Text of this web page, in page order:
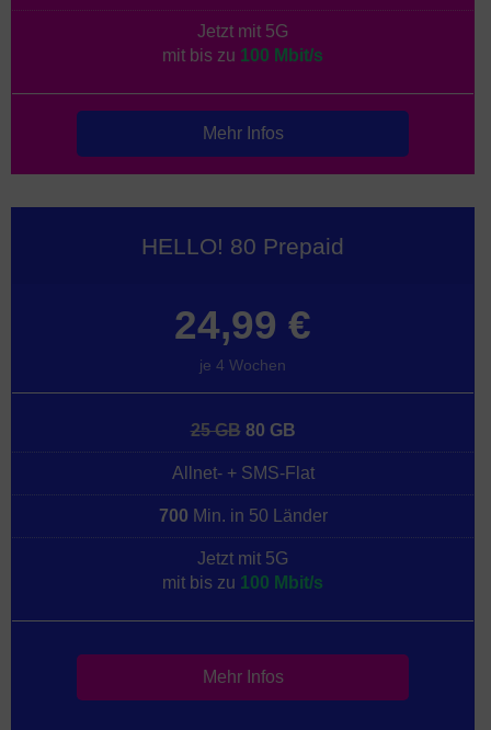
Jetzt mit 5G
mit bis zu 100 Mbit/s
Mehr Infos
HELLO! 80 Prepaid
24,99 €
je 4 Wochen
25 GB80 GB
Allnet- + SMS-Flat
700 Min. in 50 Länder
Jetzt mit 5G
mit bis zu 100 Mbit/s
Mehr Infos